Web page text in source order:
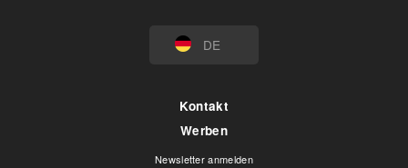
DE
Kontakt
Werben
Newsletter anmelden